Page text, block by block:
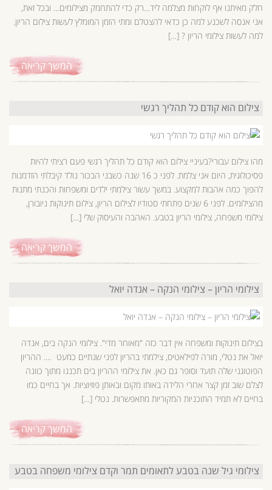
חלק מאיתנו אף לוקחות מצלמה ליד…רק כדי להתחמק מצילומים… ובכל זאת,
אני אנסה לשכנע למה כן כדאי להצטלם ומתי הזמן המומלץ לעשות צילום הריון.
למה לעשות צילומי הריון ? […]
המשך קריאה
צילום הוא קודם כל תהליך רגשי
מהו צילום עבורי?בעיניי צילום הוא קודם כל תהליך רגשי פעם רציתי להיות
פסיכולוגית, היום אני צלמת. לפני כ 16 שנה כשבני הבכור נולד קיבלתי הזדמנות
להפוך כמה אהבות למקצוע. במשך עשור צילמתי ילדים ומשפחות והכנתי מתנות
מהצילומים. לפני 6 שנים פתחתי סטודיו לצילום הריון, צילום תינוקות ניובורן,
צילומי משפחה, צילומי הריון בטבע. האהבה והעיסוק שלי […]
המשך קריאה
צילומי הריון – צילומי הנקה – אנדה יואל
בצילום תינוקות ומשפחה אין דבר כזה "מאוחר מדי". צילומי הנקה בים, אנדה
יואל את נטלי, מורה לפילאטיס, צילמתי בהריון לפני שנתיים כמעט …. ההריון
הפוטוגני שלה תועד וסופר גם כאן. את צילומי ההריון בים תכננו מתוך כוונה
לצלם שוב זמן קצר אחרי הלידה באותו מקום ובאותן פוזיוציות. אך בחיים כמו
בחיים לא תמיד התוכניות המקוריות מתאפשרות. נטלי […]
המשך קריאה
צילומי גיל שנה בטבע לתאומים תמר וקדם צילומי משפחה בטבע